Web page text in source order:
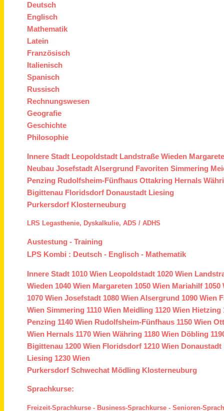
Deutsch
Englisch
Mathematik
Latein
Französisch
Italienisch
Spanisch
Russisch
Rechnungswesen
Geografie
Geschichte
Philosophie
Innere Stadt Leopoldstadt Landstraße Wieden
Neubau Josefstadt Alsergrund Favoriten Simmering
Penzing Rudolfsheim-Fünfhaus Ottakring Hernals
Bigittenau Floridsdorf Donaustadt Liesing
Purkersdorf Klosterneuburg
LRS Legasthenie, Dyskalkulie, ADS / ADHS
Austestung -Training
LPS Kombi : Deutsch - Englisch - Mathematik
Innere Stadt 1010 Wien Leopoldstadt 1020 Wien
Wieden 1040 Wien Margareten 1050 Wien Mariahilf 1050
1070 Wien Josefstadt 1080 Wien Alsergrund 1090 Wien
Wien Simmering 1110 Wien Meidling 1120 Wien Hietzing
Penzing 1140 Wien Rudolfsheim-Fünfhaus 1150 Wien
Wien Hernals 1170 Wien Währing 1180 Wien Döbling
Bigittenau 1200 Wien Floridsdorf 1210 Wien Donaustadt
Liesing 1230 Wien
Purkersdorf Schwechat Mödling Klosterneuburg
Sprachkurse:
Freizeit-Sprachkurse - Business-Sprachkurse -Senioren-